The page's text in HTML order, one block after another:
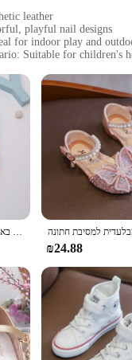
leather
playful nail designs
for indoor play and
Suitable for children's
Non-slip soles for
Comfort**
with our
who love to express
appearance.
Combined**
just about style; they are
indoor activities, these
lightweight design
a favorite in any child's
נעלי נשים קפואות נעליים לנשים קפואות באביב ובסתיו שטוחות נעלי ילדים
₪24.88